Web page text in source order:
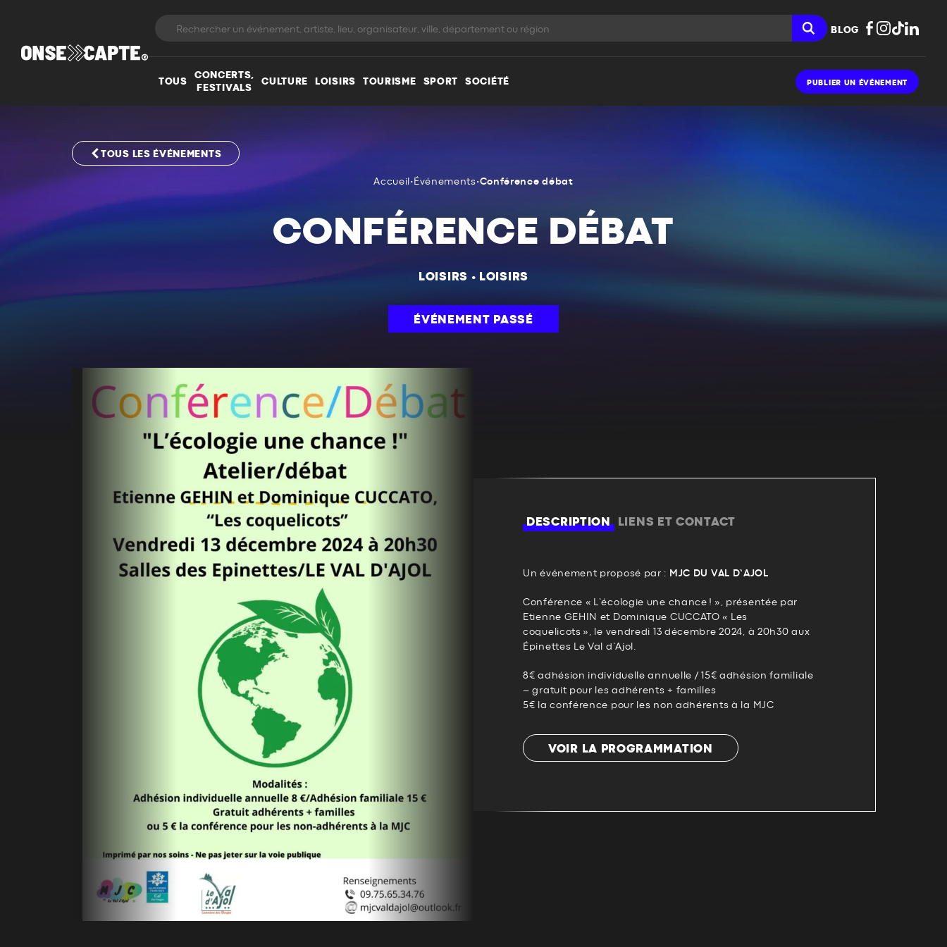
BLOG
TOUS
CONCERTS,
FESTIVALS
CULTURE LOISIRS TOURISME SPORT SOCIÉTÉ PUBLIER UN ÉVÉNEMENT
TOUS LES ÉVÉNEMENTS
Accueil • Événements•Conférence débat
CONFÉRENCE DÉBAT
LOISIRS • LOISIRS
ÉVÉNEMENT PASSÉ
DESCRIPTION LIENS ET CONTACT
Un événement proposé par : MJC DU VAL D’AJOL
Conférence « L’écologie une chance ! », présentée par
Etienne GEHIN et Dominique CUCCATO « Les
coquelicots », le vendredi 13 décembre 2024, à 20h30 aux
Épinettes Le Val d’Ajol.
8€ adhésion individuelle annuelle / 15€ adhésion familiale
– gratuit pour les adhérents + familles
5€ la conférence pour les non adhérents à la MJC
VOIR LA PROGRAMMATION